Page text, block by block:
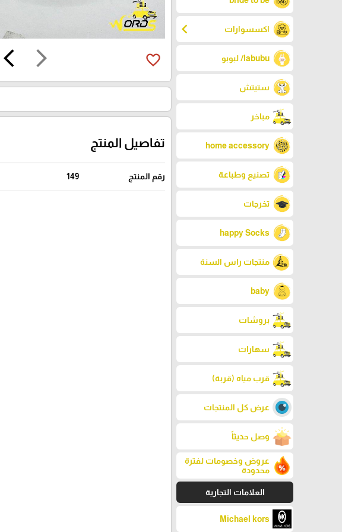
اكسسوارات chevron_left
labubu/ لبوبو
ستيتش
مباخر
home accessory
تصنيع وطباعة
تخرجات
happy Socks
منتجات راس السنة
baby
بروشات
سهارات
قرب مياه (قربة)
عرض كل المنتجات
وصل حديثاً
عروض وخصومات لفترة
محدودة
العلامات التجارية
Michael kors
arrow_forward_ios
arrow_back_ios favorite_border
تفاصيل المنتج
رقم المنتج 149